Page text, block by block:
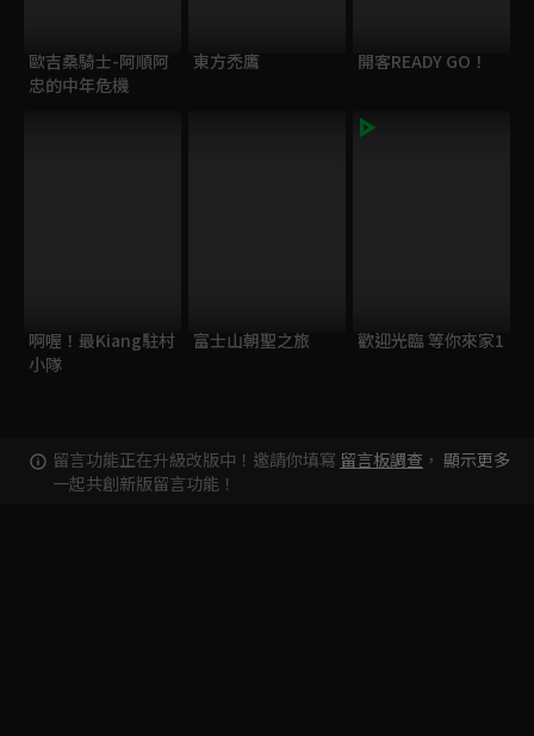
歐吉桑騎士-阿順阿
忠的中年危機
東方禿鷹 開客READY GO！
啊喔！最Kiang駐村
小隊
富士山朝聖之旅 歡迎光臨 等你來家1
留言功能正在升級改版中！邀請你填寫 留言板調查 ，
一起共創新版留言功能！
顯示更多